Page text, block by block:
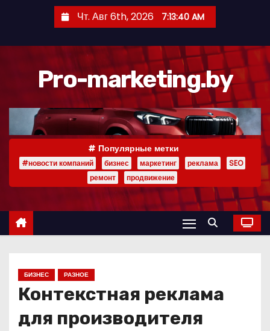
р
Чт. Авг 6th, 2026 7:13:41 AM
Pro-marketing.by
Популярные метки
#новости компаний бизнес маркетинг реклама
SEO
ремонт
продвижение
БИЗНЕС РАЗНОЕ
Контекстная реклама
для производителя